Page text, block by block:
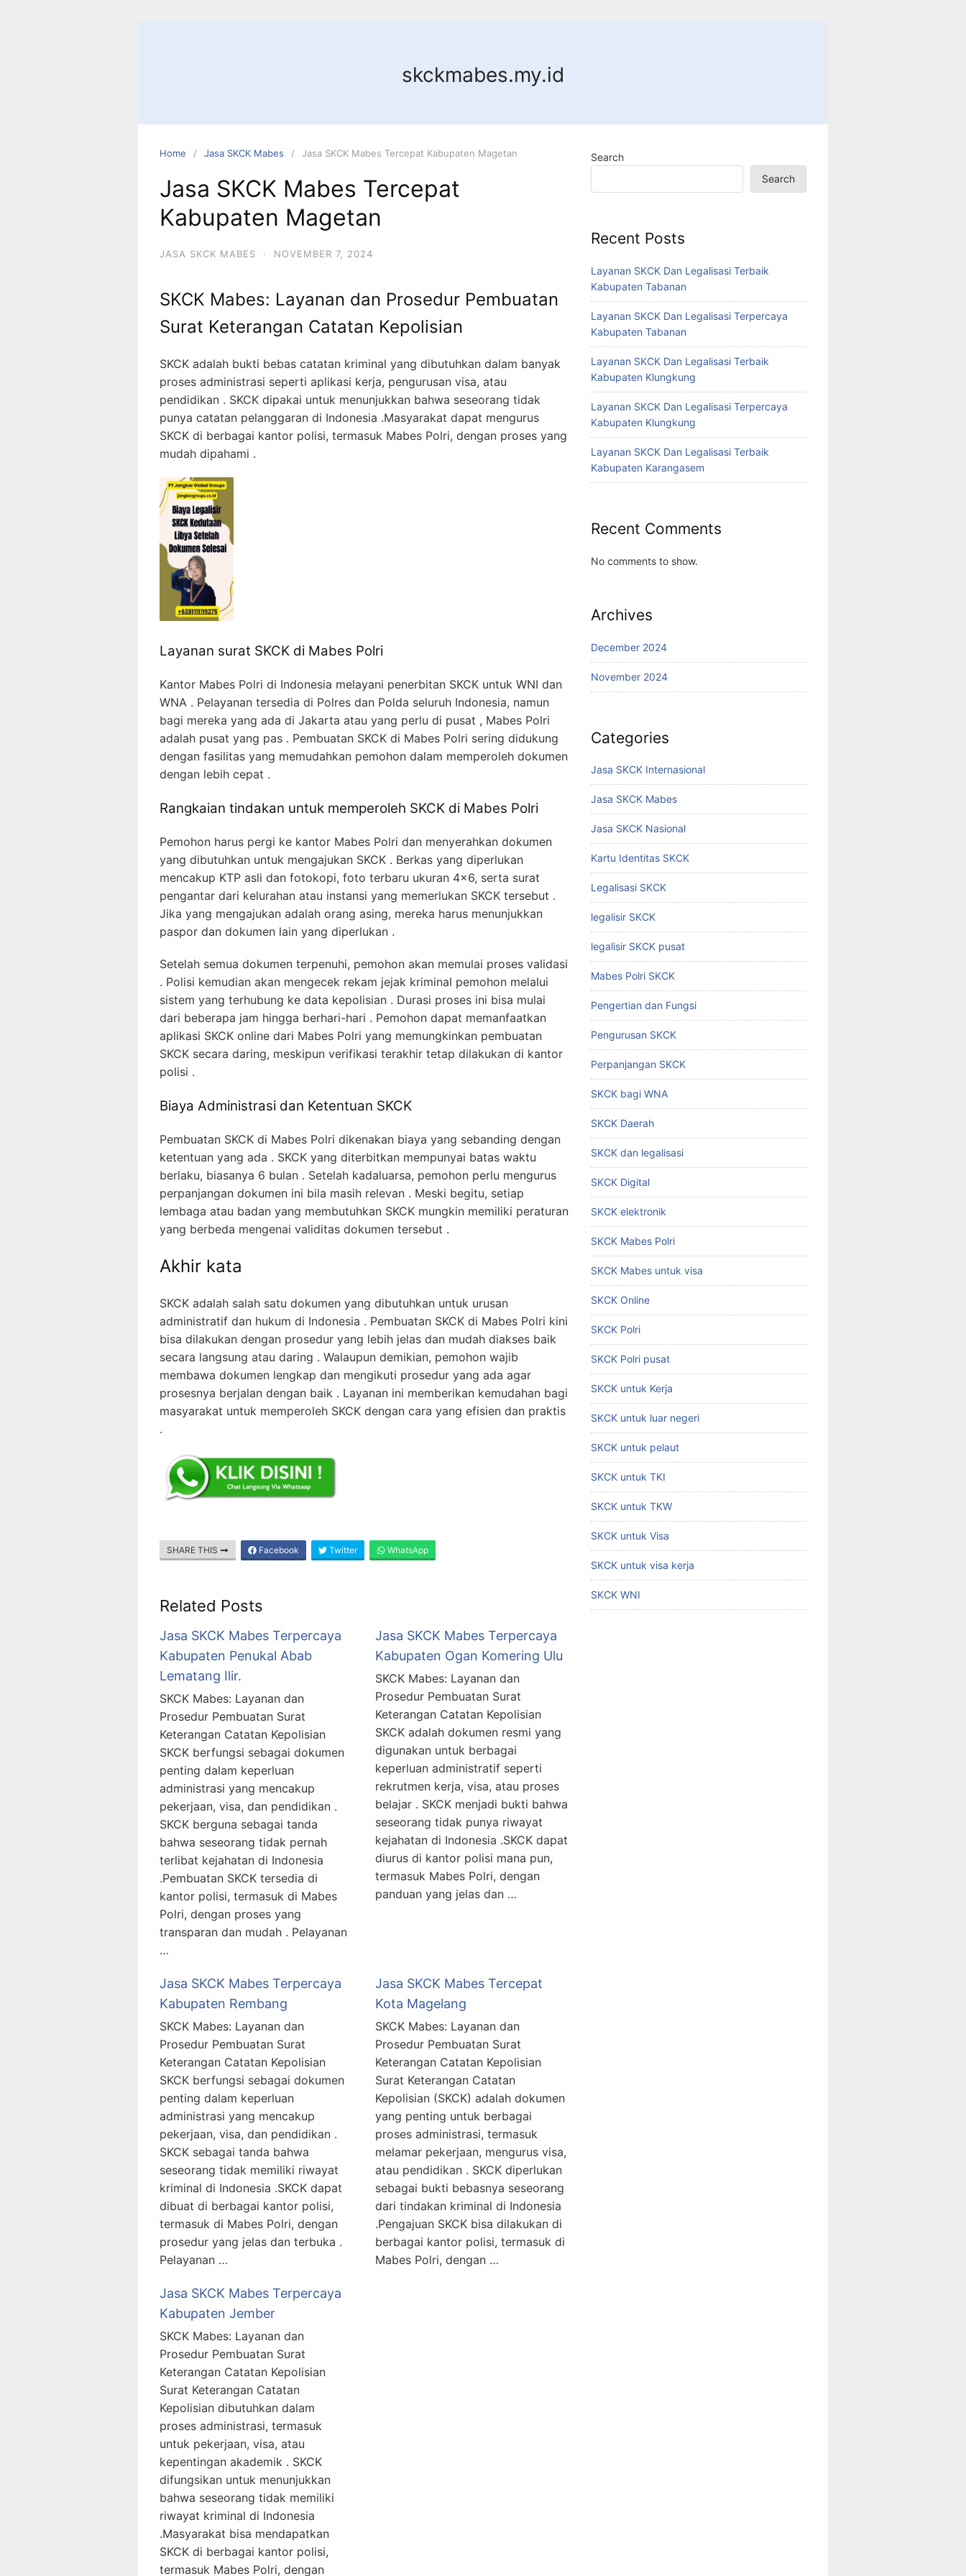
skckmabes.my.id
Home Jasa SKCK Mabes Jasa SKCK Mabes Tercepat Kabupaten Magetan
Jasa SKCK Mabes Tercepat
Kabupaten Magetan
JASA SKCK MABES · NOVEMBER 7, 2024
SKCK Mabes: Layanan dan Prosedur Pembuatan
Surat Keterangan Catatan Kepolisian
SKCK adalah bukti bebas catatan kriminal yang dibutuhkan dalam banyak
proses administrasi seperti aplikasi kerja, pengurusan visa, atau
pendidikan . SKCK dipakai untuk menunjukkan bahwa seseorang tidak
punya catatan pelanggaran di Indonesia .Masyarakat dapat mengurus
SKCK di berbagai kantor polisi, termasuk Mabes Polri, dengan proses yang
mudah dipahami .
Layanan surat SKCK di Mabes Polri
Kantor Mabes Polri di Indonesia melayani penerbitan SKCK untuk WNI dan
WNA . Pelayanan tersedia di Polres dan Polda seluruh Indonesia, namun
bagi mereka yang ada di Jakarta atau yang perlu di pusat , Mabes Polri
adalah pusat yang pas . Pembuatan SKCK di Mabes Polri sering didukung
dengan fasilitas yang memudahkan pemohon dalam memperoleh dokumen
dengan lebih cepat .
Rangkaian tindakan untuk memperoleh SKCK di Mabes Polri
Pemohon harus pergi ke kantor Mabes Polri dan menyerahkan dokumen
yang dibutuhkan untuk mengajukan SKCK . Berkas yang diperlukan
mencakup KTP asli dan fotokopi, foto terbaru ukuran 4×6, serta surat
pengantar dari kelurahan atau instansi yang memerlukan SKCK tersebut .
Jika yang mengajukan adalah orang asing, mereka harus menunjukkan
paspor dan dokumen lain yang diperlukan .
Setelah semua dokumen terpenuhi, pemohon akan memulai proses validasi
. Polisi kemudian akan mengecek rekam jejak kriminal pemohon melalui
sistem yang terhubung ke data kepolisian . Durasi proses ini bisa mulai
dari beberapa jam hingga berhari-hari . Pemohon dapat memanfaatkan
aplikasi SKCK online dari Mabes Polri yang memungkinkan pembuatan
SKCK secara daring, meskipun verifikasi terakhir tetap dilakukan di kantor
polisi .
Biaya Administrasi dan Ketentuan SKCK
Pembuatan SKCK di Mabes Polri dikenakan biaya yang sebanding dengan
ketentuan yang ada . SKCK yang diterbitkan mempunyai batas waktu
berlaku, biasanya 6 bulan . Setelah kadaluarsa, pemohon perlu mengurus
perpanjangan dokumen ini bila masih relevan . Meski begitu, setiap
lembaga atau badan yang membutuhkan SKCK mungkin memiliki peraturan
yang berbeda mengenai validitas dokumen tersebut .
Akhir kata
SKCK adalah salah satu dokumen yang dibutuhkan untuk urusan
administratif dan hukum di Indonesia . Pembuatan SKCK di Mabes Polri kini
bisa dilakukan dengan prosedur yang lebih jelas dan mudah diakses baik
secara langsung atau daring . Walaupun demikian, pemohon wajib
membawa dokumen lengkap dan mengikuti prosedur yang ada agar
prosesnya berjalan dengan baik . Layanan ini memberikan kemudahan bagi
masyarakat untuk memperoleh SKCK dengan cara yang efisien dan praktis
.
SHARE THIS Facebook Twitter WhatsApp
Related Posts
Jasa SKCK Mabes Terpercaya
Kabupaten Penukal Abab
Lematang Ilir.
SKCK Mabes: Layanan dan
Prosedur Pembuatan Surat
Keterangan Catatan Kepolisian
SKCK berfungsi sebagai dokumen
penting dalam keperluan
administrasi yang mencakup
pekerjaan, visa, dan pendidikan .
SKCK berguna sebagai tanda
bahwa seseorang tidak pernah
terlibat kejahatan di Indonesia
.Pembuatan SKCK tersedia di
kantor polisi, termasuk di Mabes
Polri, dengan proses yang
transparan dan mudah . Pelayanan
…
Jasa SKCK Mabes Terpercaya
Kabupaten Ogan Komering Ulu
SKCK Mabes: Layanan dan
Prosedur Pembuatan Surat
Keterangan Catatan Kepolisian
SKCK adalah dokumen resmi yang
digunakan untuk berbagai
keperluan administratif seperti
rekrutmen kerja, visa, atau proses
belajar . SKCK menjadi bukti bahwa
seseorang tidak punya riwayat
kejahatan di Indonesia .SKCK dapat
diurus di kantor polisi mana pun,
termasuk Mabes Polri, dengan
panduan yang jelas dan …
Jasa SKCK Mabes Terpercaya
Kabupaten Rembang
SKCK Mabes: Layanan dan
Prosedur Pembuatan Surat
Keterangan Catatan Kepolisian
SKCK berfungsi sebagai dokumen
penting dalam keperluan
administrasi yang mencakup
pekerjaan, visa, dan pendidikan .
SKCK sebagai tanda bahwa
seseorang tidak memiliki riwayat
kriminal di Indonesia .SKCK dapat
dibuat di berbagai kantor polisi,
termasuk di Mabes Polri, dengan
prosedur yang jelas dan terbuka .
Pelayanan …
Jasa SKCK Mabes Tercepat
Kota Magelang
SKCK Mabes: Layanan dan
Prosedur Pembuatan Surat
Keterangan Catatan Kepolisian
Surat Keterangan Catatan
Kepolisian (SKCK) adalah dokumen
yang penting untuk berbagai
proses administrasi, termasuk
melamar pekerjaan, mengurus visa,
atau pendidikan . SKCK diperlukan
sebagai bukti bebasnya seseorang
dari tindakan kriminal di Indonesia
.Pengajuan SKCK bisa dilakukan di
berbagai kantor polisi, termasuk di
Mabes Polri, dengan …
Jasa SKCK Mabes Terpercaya
Kabupaten Jember
SKCK Mabes: Layanan dan
Prosedur Pembuatan Surat
Keterangan Catatan Kepolisian
Surat Keterangan Catatan
Kepolisian dibutuhkan dalam
proses administrasi, termasuk
untuk pekerjaan, visa, atau
kepentingan akademik . SKCK
difungsikan untuk menunjukkan
bahwa seseorang tidak memiliki
riwayat kriminal di Indonesia
.Masyarakat bisa mendapatkan
SKCK di berbagai kantor polisi,
termasuk Mabes Polri, dengan
Search
Search
Recent Posts
Layanan SKCK Dan Legalisasi Terbaik
Kabupaten Tabanan
Layanan SKCK Dan Legalisasi Terpercaya
Kabupaten Tabanan
Layanan SKCK Dan Legalisasi Terbaik
Kabupaten Klungkung
Layanan SKCK Dan Legalisasi Terpercaya
Kabupaten Klungkung
Layanan SKCK Dan Legalisasi Terbaik
Kabupaten Karangasem
Recent Comments
No comments to show.
Archives
December 2024
November 2024
Categories
Jasa SKCK Internasional
Jasa SKCK Mabes
Jasa SKCK Nasional
Kartu Identitas SKCK
Legalisasi SKCK
legalisir SKCK
legalisir SKCK pusat
Mabes Polri SKCK
Pengertian dan Fungsi
Pengurusan SKCK
Perpanjangan SKCK
SKCK bagi WNA
SKCK Daerah
SKCK dan legalisasi
SKCK Digital
SKCK elektronik
SKCK Mabes Polri
SKCK Mabes untuk visa
SKCK Online
SKCK Polri
SKCK Polri pusat
SKCK untuk Kerja
SKCK untuk luar negeri
SKCK untuk pelaut
SKCK untuk TKI
SKCK untuk TKW
SKCK untuk Visa
SKCK untuk visa kerja
SKCK WNI